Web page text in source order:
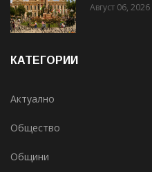
Август 06, 2026
КАТЕГОРИИ
Актуално
Общество
Общини